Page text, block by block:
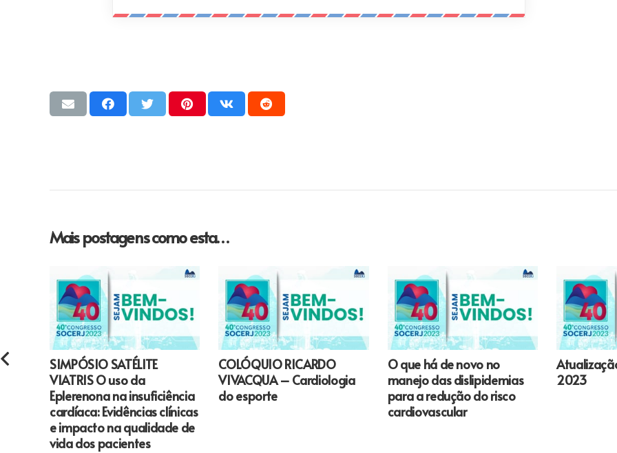
Mais postagens como esta…
SIMPÓSIO SATÉLITE
VIATRIS O uso da
Eplerenona na insuficiência
cardíaca: Evidências clínicas
e impacto na qualidade de
vida dos pacientes
COLÓQUIO RICARDO
VIVACQUA – Cardiologia
do esporte
O que há de novo no
manejo das dislipidemias
para a redução do risco
cardiovascular
2023